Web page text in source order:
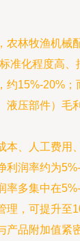
农林牧渔机械
准化程度高、
约15%-20%
液压部件）毛
本、人工费用
利润率约为
率多集中在
，可提升至
产品附加值紧